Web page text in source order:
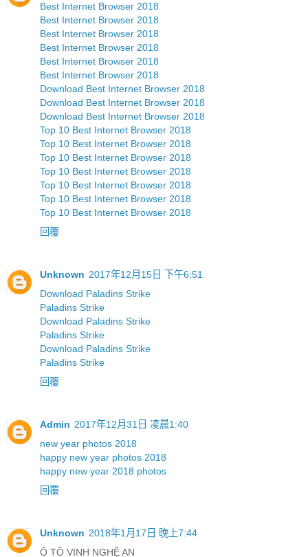
Best Internet Browser 2018
Best Internet Browser 2018
Best Internet Browser 2018
Best Internet Browser 2018
Best Internet Browser 2018
Best Internet Browser 2018
Download Best Internet Browser 2018
Download Best Internet Browser 2018
Download Best Internet Browser 2018
Top 10 Best Internet Browser 2018
Top 10 Best Internet Browser 2018
Top 10 Best Internet Browser 2018
Top 10 Best Internet Browser 2018
Top 10 Best Internet Browser 2018
Top 10 Best Internet Browser 2018
Top 10 Best Internet Browser 2018
回覆
Unknown 2017年12月15日 下午6:51
Download Paladins Strike
Paladins Strike
Download Paladins Strike
Paladins Strike
Download Paladins Strike
Paladins Strike
回覆
Admin 2017年12月31日 凌晨1:40
new year photos 2018
happy new year photos 2018
happy new year 2018 photos
回覆
Unknown 2018年1月17日 晚上7:44
Ô TÔ VINH NGHỆ AN